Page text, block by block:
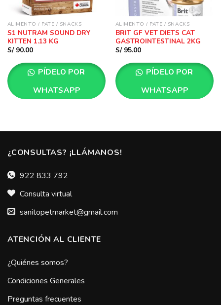
ALIMENTO / PATE / SNACKS
S1 NUTRAM SOUND DRY
KITTEN 1.13 KG
S/90.00
PÍDELO POR
WHATSAPP
ALIMENTO / PATE / SNACKS
BRIT GF VET DIETS CAT
GASTROINTESTINAL 2KG
S/95.00
PÍDELO POR
WHATSAPP
¿CONSULTAS? ¡LLÁMANOS!
922 833 792
Consulta virtual
sanitopetmarket@gmail.com
ATENCIÓN AL CLIENTE
¿Quiénes somos?
Condiciones Generales
Preguntas frecuentes